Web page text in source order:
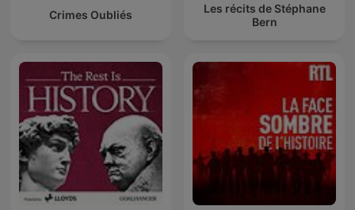
Crimes Oubliés
Les récits de Stéphane
Bern